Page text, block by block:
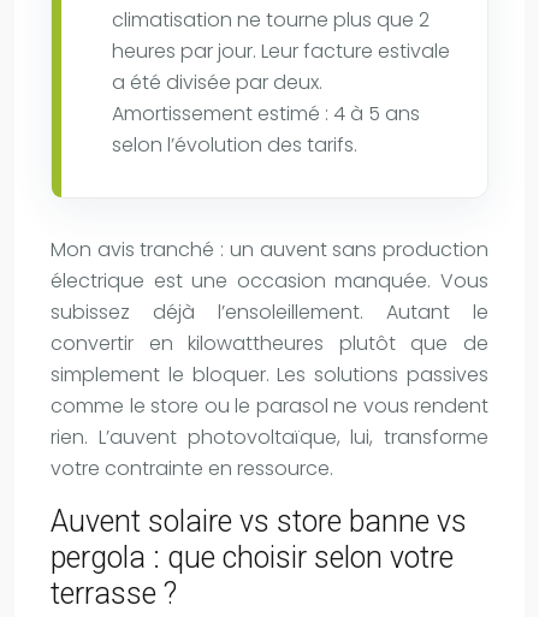
climatisation ne tourne plus que 2
heures par jour. Leur facture estivale
a été divisée par deux.
Amortissement estimé : 4 à 5 ans
selon l’évolution des tarifs.
Mon avis tranché : un auvent sans production
électrique est une occasion manquée. Vous
subissez déjà l’ensoleillement. Autant le
convertir en kilowattheures plutôt que de
simplement le bloquer. Les solutions passives
comme le store ou le parasol ne vous rendent
rien. L’auvent photovoltaïque, lui, transforme
votre contrainte en ressource.
Auvent solaire vs store banne vs
pergola : que choisir selon votre
terrasse ?